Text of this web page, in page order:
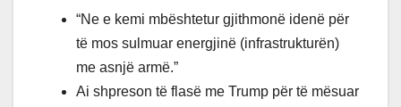
“Ne e kemi mbështetur gjithmonë idenë për
të mos sulmuar energjinë (infrastrukturën)
me asnjë armë.”
Ai shpreson të flasë me Trump për të mësuar